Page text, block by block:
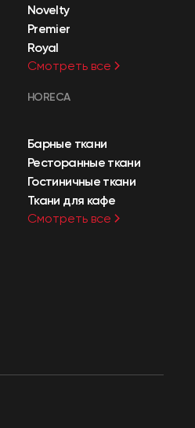
Novelty
Premier
Royal
Смотреть все
HORECA
Барные ткани
Ресторанные ткани
Гостиничные ткани
Ткани для кафе
Смотреть все